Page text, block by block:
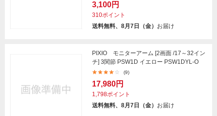
3,100円
310ポイント
送料無料、8月7日（金） お届け
PIXIO モニターアーム [2画面 /17～32イン
チ] 3関節 PSW1D イエロー PSW1DYL-O
(9)
17,980円
1,798ポイント
送料無料、8月7日（金） お届け